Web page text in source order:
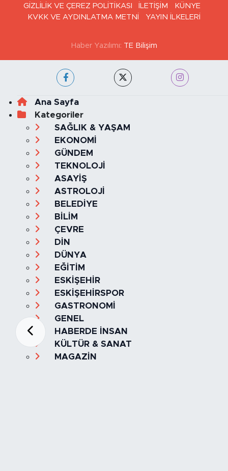
GİZLİLİK VE ÇEREZ POLİTİKASI İLETİŞİM
KÜNYE
KVKK VE AYDINLATMA METNİ
YAYIN İLKELERİ
Haber Yazılımı: TE Bilişim
Ana Sayfa
Kategoriler
SAĞLIK & YAŞAM
EKONOMİ
GÜNDEM
TEKNOLOJİ
ASAYİŞ
ASTROLOJİ
BELEDİYE
BİLİM
ÇEVRE
DİN
DÜNYA
EĞİTİM
ESKİŞEHİR
ESKİŞEHİRSPOR
GASTRONOMİ
GENEL
HABERDE İNSAN
KÜLTÜR & SANAT
MAGAZİN